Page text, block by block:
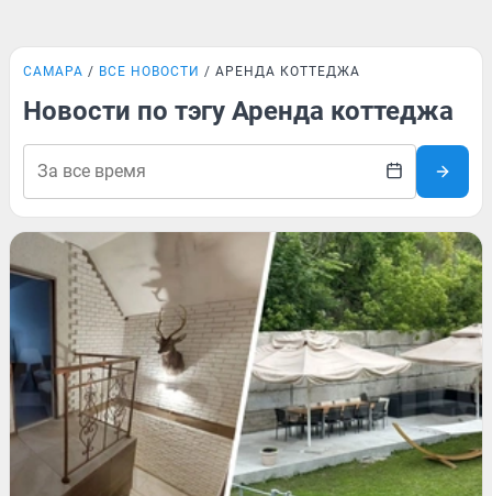
САМАРА ВСЕ НОВОСТИ АРЕНДА КОТТЕДЖА
Новости по тэгу Аренда коттеджа